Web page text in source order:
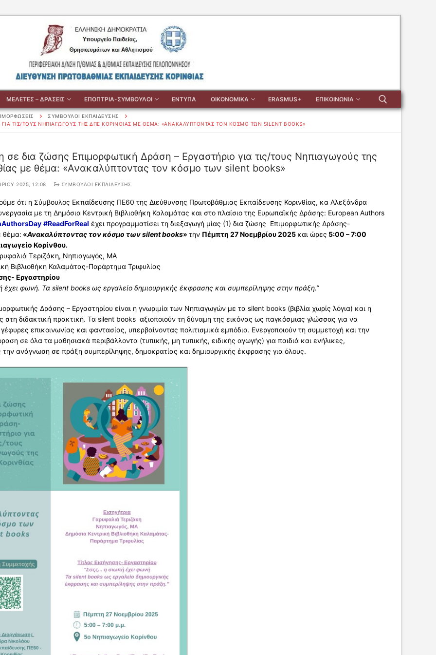
ΜΕΛΕΤΕΣ – ΔΡΑΣΕΙΣ ΕΠΟΠΤΡΙΑ-ΣΥΜΒΟΥΛΟΙ ΕΝΤΥΠΑ ΟΙΚΟΝΟΜΙΚΑ ERASMUS+ ΕΠΙΚΟΙΝΩΝΙΑ
ΚΑΤΑΝΟΜΗ
ΚΑΤΑΝΟΜΗ
ΣΧΟΛΕΙΩΝ
ΣΧΟΛΙΚΩΝ ΜΟΝΑΔΩΝ
ΜΟΝΑΔΩΝ
ΜΟΡΙΑ
ΣΧΟΛΙΚΩΝ ΜΟΝΑΔΩΝ
ΤΜΗΜΑ ΕΝΤΑΞΗΣ
ΙΔΡΥΣΗΣ Τ.Υ. ΖΕΠ
ΤΗΛΕΦΩΝΑ ΣΧΟΛΕΙΩΝ
ΕΚΔΗΛΩΣΗΣ ΕΝΔΙΑΦΕΡΟΝΤΟΣ ΤΑΞΙΔΙΩΤΙΚΩΝ ΓΡΑΦΕΙΩΝ
ΓΙΑ ΙΔΙΩΤΙΚΗ ΕΚΠΑΙΔΕΥΣΗ – ΕΚΔΡΟΜΕΣ
– ΔΙΟΡΙΣΜΟΙ
ΔΡΑΣΕΙΣ
ΕΠΕΤΗΡΙΔΑ
ΣΥΜΒΟΥΛΟΙ
ΣΥΜΒΟΥΛΩΝ ΕΚΠΑΙΔΕΥΣΗΣ
ΕΚΠΑΙΔΕΥΣΗΣ
– ΤΜΗΜΑ ΔΙΟΙΚΗΤΙΚΟΥ
– ΤΜΗΜΑ ΟΙΚΟΝΟΜΙΚΟΥ
– ΤΜΗΜΑ ΠΡΟΣΩΠΙΚΟΥ
ΑΙΤΗΣΗΣ ΜΕ ΛΟΓΟΤΥΠΟ ΕΣΠΑ
ΣΥΜΒΟΥΛΟΙ ΕΚΠΑΙΔΕΥΣΗΣ
ΤΙΣ/ΤΟΥΣ ΝΗΠΙΑΓΩΓΟΎΣ ΤΗΣ ΔΠΕ ΚΟΡΙΝΘΊΑΣ ΜΕ ΘΈΜΑ: «ΑΝΑΚΑΛΎΠΤΟΝΤΑΣ ΤΟΝ ΚΌΣΜΟ ΤΩΝ SILENT BOOKS»
δια ζώσης Επιμορφωτική Δράση – Εργαστήριο για τις/τους Νηπιαγωγούς της
με θέμα: «Ανακαλύπτοντας τον κόσμο των silent books»
2025, 12:08 ΣΥΜΒΟΥΛΟΙ ΕΚΠΑΙΔΕΥΣΗΣ
ότι η Σύμβουλος Εκπαίδευσης ΠΕ60 της Διεύθυνσης Πρωτοβάθμιας Εκπαίδευσης Κορινθίας, κα Αλεξάνδρα
με τη Δημόσια Κεντρική Βιβλιοθήκη Καλαμάτας και στο πλαίσιο της Ευρωπαϊκής Δράσης: European Authors
#ReadForReal έχει προγραμματίσει τη διεξαγωγή μίας (1) δια ζώσης Επιμορφωτικής Δράσης-
θέμα: «Ανακαλύπτοντας τον κόσμο των silent books»την Πέμπτη 27 Νοεμβρίου 2025 και ώρες 5:00 – 7:00
Κορίνθου.
Τεριζάκη, Νηπιαγωγός, ΜΑ
Βιβλιοθήκη Καλαμάτας-Παράρτημα Τριφυλίας
Εργαστηρίου
έχει φωνή. Τα silent books ως εργαλείο δημιουργικής έκφρασης και συμπερίληψης στην πράξη.”
Δράσης – Εργαστηρίου είναι η γνωριμία των Νηπιαγωγών με τα silent books (βιβλία χωρίς λόγια) και η
στη διδακτική πρακτική. Τα silent books αξιοποιούν τη δύναμη της εικόνας ως παγκόσμιας γλώσσας για να
επικοινωνίας και φαντασίας, υπερβαίνοντας πολιτισμικά εμπόδια. Ενεργοποιούν τη συμμετοχή και την
σε όλα τα μαθησιακά περιβάλλοντα (τυπικής, μη τυπικής, ειδικής αγωγής) για παιδιά και ενήλικες,
την ανάγνωση σε πράξη συμπερίληψης, δημοκρατίας και δημιουργικής έκφρασης για όλους.